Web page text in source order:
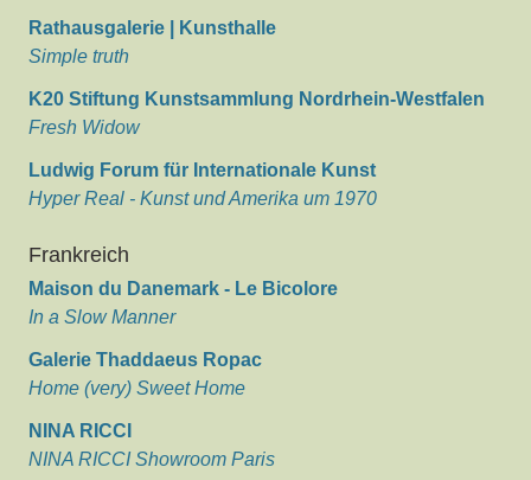
Rathausgalerie | Kunsthalle
Simple truth
K20 Stiftung Kunstsammlung Nordrhein-Westfalen
Fresh Widow
Ludwig Forum für Internationale Kunst
Hyper Real - Kunst und Amerika um 1970
Frankreich
Maison du Danemark - Le Bicolore
In a Slow Manner
Galerie Thaddaeus Ropac
Home (very) Sweet Home
NINA RICCI
NINA RICCI Showroom Paris